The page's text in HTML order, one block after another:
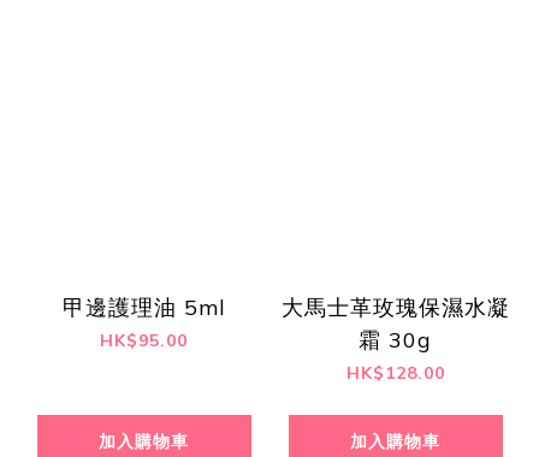
甲邊護理油 5ml
HK$95.00
加入購物車
大馬士革玫瑰保濕水凝
霜 30g
HK$128.00
加入購物車